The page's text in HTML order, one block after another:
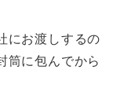
にお渡しするの
筒に包んでから